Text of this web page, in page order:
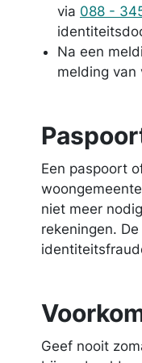
via 088 -
Na een
melding van
Een paspoort
niet meer
rekeningen.
Geef nooit